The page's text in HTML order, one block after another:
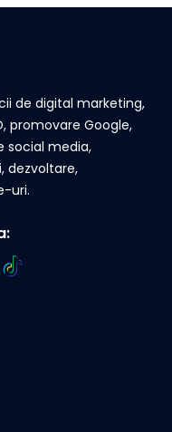
de digital marketing,
promovare Google,
social media,
dezvoltare,
uri.